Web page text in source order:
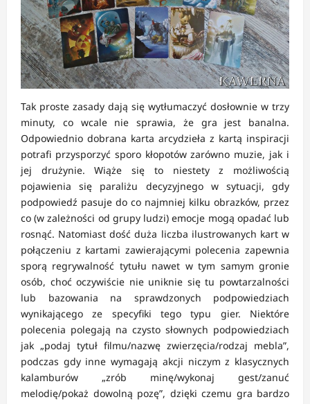
Tak proste zasady dają się wytłumaczyć dosłownie w trzy
minuty, co wcale nie sprawia, że gra jest banalna.
Odpowiednio dobrana karta arcydzieła z kartą inspiracji
potrafi przysporzyć sporo kłopotów zarówno muzie, jak i
jej drużynie. Wiąże się to niestety z możliwością
pojawienia się paraliżu decyzyjnego w sytuacji, gdy
podpowiedź pasuje do co najmniej kilku obrazków, przez
co (w zależności od grupy ludzi) emocje mogą opadać lub
rosnąć. Natomiast dość duża liczba ilustrowanych kart w
połączeniu z kartami zawierającymi polecenia zapewnia
sporą regrywalność tytułu nawet w tym samym gronie
osób, choć oczywiście nie uniknie się tu powtarzalności
lub bazowania na sprawdzonych podpowiedziach
wynikającego ze specyfiki tego typu gier. Niektóre
polecenia polegają na czysto słownych podpowiedziach
jak „podaj tytuł filmu/nazwę zwierzęcia/rodzaj mebla”,
podczas gdy inne wymagają akcji niczym z klasycznych
kalamburów „zrób minę/wykonaj gest/zanuć
melodię/pokaż dowolną pozę”, dzięki czemu gra bardzo